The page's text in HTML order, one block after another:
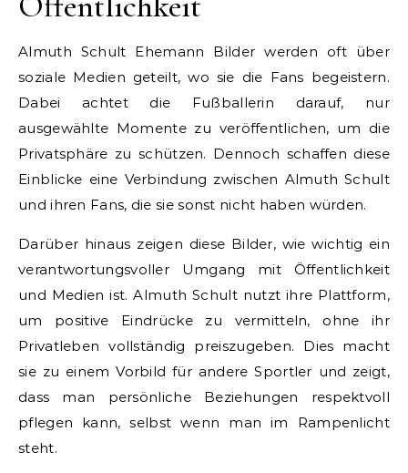
Almuth Schult Ehemann Bilder werden oft über
soziale Medien geteilt, wo sie die Fans begeistern.
Dabei achtet die Fußballerin darauf, nur
ausgewählte Momente zu veröffentlichen, um die
Privatsphäre zu schützen. Dennoch schaffen diese
Einblicke eine Verbindung zwischen Almuth Schult
und ihren Fans, die sie sonst nicht haben würden.
Darüber hinaus zeigen diese Bilder, wie wichtig ein
verantwortungsvoller Umgang mit Öffentlichkeit
und Medien ist. Almuth Schult nutzt ihre Plattform,
um positive Eindrücke zu vermitteln, ohne ihr
Privatleben vollständig preiszugeben. Dies macht
sie zu einem Vorbild für andere Sportler und zeigt,
dass man persönliche Beziehungen respektvoll
pflegen kann, selbst wenn man im Rampenlicht
steht.